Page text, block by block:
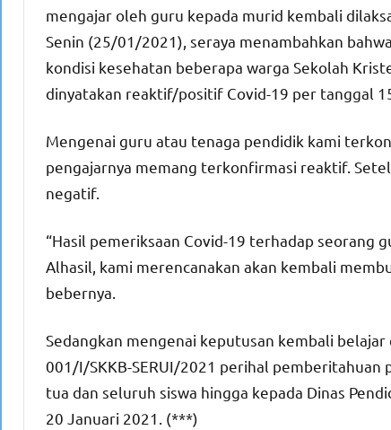
mengajar oleh guru kepada murid kembali
Senin (25/01/2021), seraya menambahkan
kondisi kesehatan beberapa warga Sekolah
dinyatakan reaktif/positif Covid-19 per tanggal
Mengenai guru atau tenaga pendidik kami
pengajarnya memang terkonfirmasi reaktif.
negatif.
“Hasil pemeriksaan Covid-19 terhadap seorang
Alhasil, kami merencanakan akan kembali
bebernya.
Sedangkan mengenai keputusan kembali
001/I/SKKB-SERUI/2021 perihal pemberitahuan
tua dan seluruh siswa hingga kepada Dinas
20 Januari 2021. (***)